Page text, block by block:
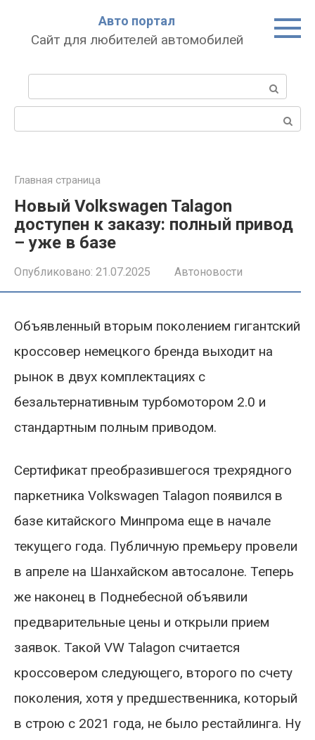
Авто портал
Сайт для любителей автомобилей
Главная страница
Новый Volkswagen Talagon
доступен к заказу: полный привод
– уже в базе
Опубликовано: 21.07.2025 Автоновости
Объявленный вторым поколением гигантский
кроссовер немецкого бренда выходит на
рынок в двух комплектациях с
безальтернативным турбомотором 2.0 и
стандартным полным приводом.
Сертификат преобразившегося трехрядного
паркетника Volkswagen Talagon появился в
базе китайского Минпрома еще в начале
текущего года. Публичную премьеру провели
в апреле на Шанхайском автосалоне. Теперь
же наконец в Поднебесной объявили
предварительные цены и открыли прием
заявок. Такой VW Talagon считается
кроссовером следующего, второго по счету
поколения, хотя у предшественника, который
в строю с 2021 года, не было рестайлинга. Ну